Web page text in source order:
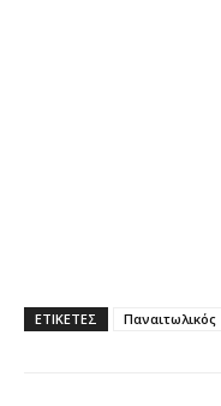
ΕΤΙΚΕΤΕΣ Παναιτωλικός